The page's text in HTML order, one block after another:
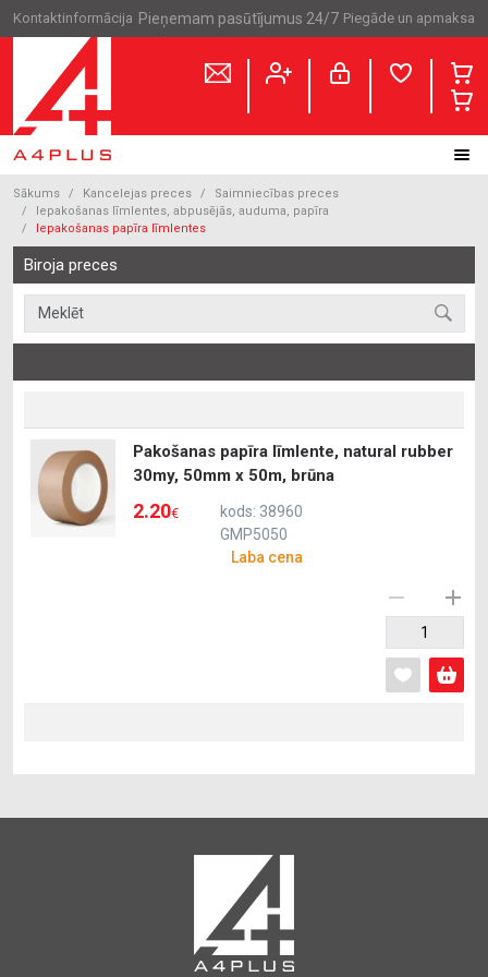
Kontaktinformācija Pieņemam pasūtījumus 24/7 Piegāde un apmaksa
Sākums Kancelejas preces
Saimniecības preces
Iepakošanas līmlentes, abpusējās, auduma, papīra
Iepakošanas papīra līmlentes
Biroja preces
Pakošanas papīra līmlente, natural rubber
30my, 50mm x 50m, brūna
2.20€
kods: 38960
GMP5050
Laba cena